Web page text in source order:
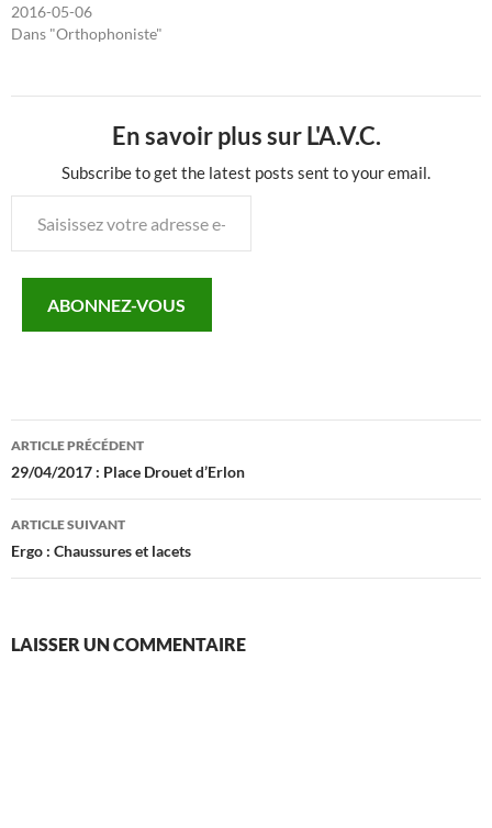
2016-05-06
Dans "Orthophoniste"
En savoir plus sur L'A.V.C.
Subscribe to get the latest posts sent to your email.
votre
mail…ABONNEZ-VOUS
Navigation
des
articles
ARTICLE PRÉCÉDENT
29/04/2017 : Place Drouet d’Erlon
ARTICLE SUIVANT
Ergo : Chaussures et lacets
LAISSER UN COMMENTAIRE